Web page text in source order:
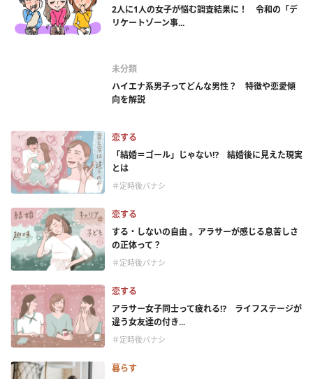
2人に1人の女子が悩む調査結果に！ 令和の「デ
リケートゾーン事...
未分類
ハイエナ系男子ってどんな男性？ 特徴や恋愛傾
向を解説
恋する
「結婚＝ゴール」じゃない⁉ 結婚後に見えた現実
とは
＃定時後バナシ
恋する
する・しないの自由 。アラサーが感じる息苦しさ
の正体って？
＃定時後バナシ
恋する
アラサー女子同士って疲れる⁉ ライフステージが
違う女友達の付き...
＃定時後バナシ
暮らす